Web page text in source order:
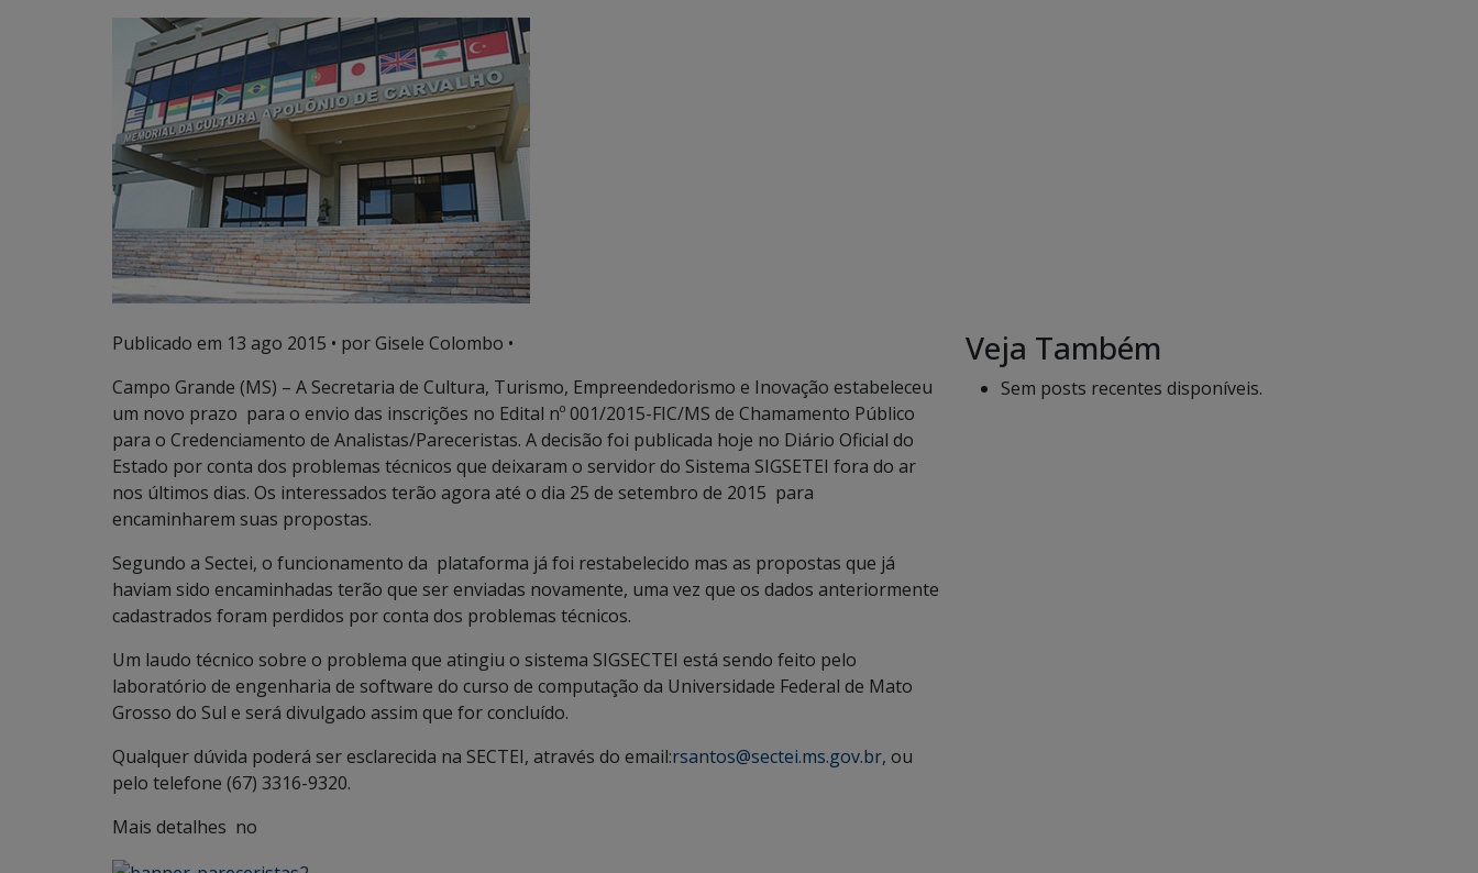
Publicado em 13 ago 2015 • por Gisele Colombo •
Campo Grande (MS) – A Secretaria de Cultura, Turismo, Empreendedorismo e Inovação estabeleceu
um novo prazo para o envio das inscrições no Edital nº 001/2015-FIC/MS de Chamamento Público
para o Credenciamento de Analistas/Pareceristas. A decisão foi publicada hoje no Diário Oficial do
Estado por conta dos problemas técnicos que deixaram o servidor do Sistema SIGSETEI fora do ar
nos últimos dias. Os interessados terão agora até o dia 25 de setembro de 2015 para
encaminharem suas propostas.
Segundo a Sectei, o funcionamento da plataforma já foi restabelecido mas as propostas que já
haviam sido encaminhadas terão que ser enviadas novamente, uma vez que os dados anteriormente
cadastrados foram perdidos por conta dos problemas técnicos.
Um laudo técnico sobre o problema que atingiu o sistema SIGSECTEI está sendo feito pelo
laboratório de engenharia de software do curso de computação da Universidade Federal de Mato
Grosso do Sul e será divulgado assim que for concluído.
Qualquer dúvida poderá ser esclarecida na SECTEI, através do email:rsantos@sectei.ms.gov.br, ou
pelo telefone (67) 3316-9320.
Mais detalhes no
Veja Também
Sem posts recentes disponíveis.